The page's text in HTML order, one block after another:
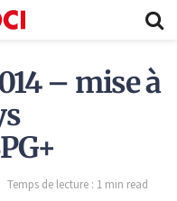
– mise à
Temps de lecture : 1 min read